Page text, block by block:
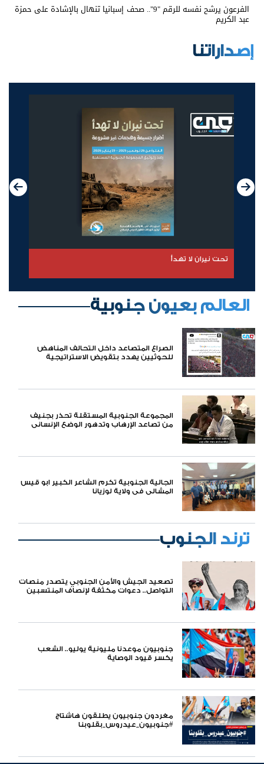
الفرعون يرشح نفسه للرقم "9".. صحف إسبانيا تنهال بالإشادة على حمزة
عبد الكريم
إصداراتنا
العبور إلى الظلام
العالم بعيون جنوبية
الصراع المتصاعد داخل التحالف المناهض
للحوثيين يهدد بتقويض الاستراتيجية
المجموعة الجنوبية المستقلة تحذر بجنيف
من تصاعد الإرهاب وتدهور الوضع الإنساني
الجالية الجنوبية تكرم الشاعر الكبير ابو قيس
المشالي في ولاية لوزيانا
ترند الجنوب
تصعيد الجيش والأمن الجنوبي يتصدر منصات
التواصل.. دعوات مكثفة لإنصاف المنتسبين
جنوبيون موعدنا مليونية يوليو.. الشعب
يكسر قيود الوصاية
مغردون جنوبيون يطلقون هاشتاج
#جنوبيون_عيدروس_بقلوبنا